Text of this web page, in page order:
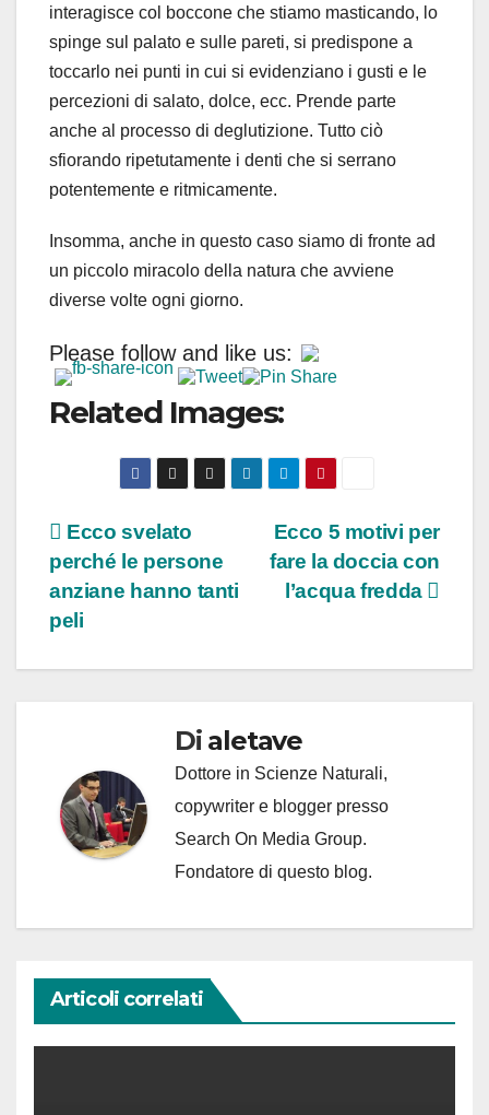
interagisce col boccone che stiamo masticando, lo
spinge sul palato e sulle pareti, si predispone a
toccarlo nei punti in cui si evidenziano i gusti e le
percezioni di salato, dolce, ecc. Prende parte
anche al processo di deglutizione. Tutto ciò
sfiorando ripetutamente i denti che si serrano
potentemente e ritmicamente.
Insomma, anche in questo caso siamo di fronte ad
un piccolo miracolo della natura che avviene
diverse volte ogni giorno.
Please follow and like us:
Related Images:
Navigazione
articoli
Ecco 5 motivi per
fare la doccia con
l’acqua fredda
Ecco svelato
perché le persone
anziane hanno tanti
peli
Di aletave
Dottore in Scienze Naturali,
copywriter e blogger presso
Search On Media Group.
Fondatore di questo blog.
Articoli correlati